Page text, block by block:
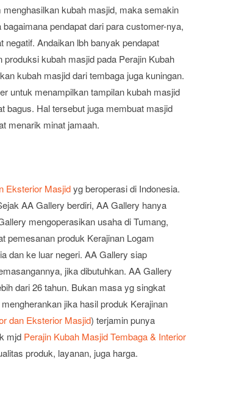
kubah masjid, maka semakin
pendapat dari para customer-nya,
negatif. Andaikan lbh banyak pendapat
kubah masjid pada Perajin Kubah
kubah masjid dari tembaga juga kuningan.
untuk menampilkan tampilan kubah masjid
bagus. Hal tersebut juga membuat masjid
menarik minat jamaah.
Eksterior Masjidyg beroperasi di Indonesia.
AA Gallery berdiri, AA Gallery hanya
mengoperasikan usaha di Tumang,
pemesanan produk Kerajinan Logam
dan ke luar negeri. AA Gallery siap
jika dibutuhkan. AA Gallery
dari 26 tahun. Bukan masa yg singkat
jika hasil produk Kerajinan
dan Eksterior Masjid) terjamin punya
mjd Perajin Kubah Masjid Tembaga & Interior
produk, layanan, juga harga.